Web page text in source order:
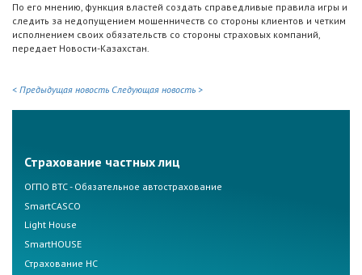
По его мнению, функция властей создать справедливые правила игры и
следить за недопущением мошенничеств со стороны клиентов и четким
исполнением своих обязательств со стороны страховых компаний,
передает Новости-Казахстан.
< Предыдущая новость Следующая новость >
Страхование частных лиц
ОГПО ВТС - Обязательное автострахование
SmartCASCO
Light House
SmartHOUSE
Страхование НС